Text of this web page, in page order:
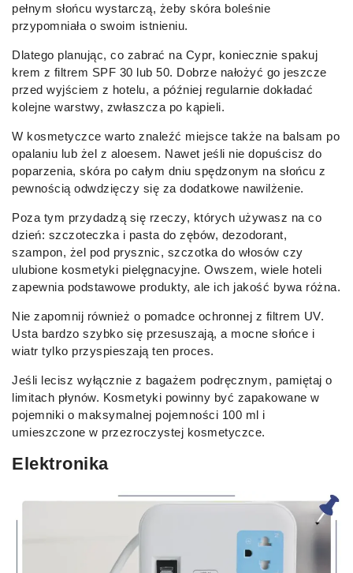
pełnym słońcu wystarczą, żeby skóra boleśnie
przypomniała o swoim istnieniu.
Dlatego planując, co zabrać na Cypr, koniecznie spakuj
krem z filtrem SPF 30 lub 50. Dobrze nałożyć go jeszcze
przed wyjściem z hotelu, a później regularnie dokładać
kolejne warstwy, zwłaszcza po kąpieli.
W kosmetyczce warto znaleźć miejsce także na balsam po
opalaniu lub żel z aloesem. Nawet jeśli nie dopuścisz do
poparzenia, skóra po całym dniu spędzonym na słońcu z
pewnością odwdzięczy się za dodatkowe nawilżenie.
Poza tym przydadzą się rzeczy, których używasz na co
dzień: szczoteczka i pasta do zębów, dezodorant,
szampon, żel pod prysznic, szczotka do włosów czy
ulubione kosmetyki pielęgnacyjne. Owszem, wiele hoteli
zapewnia podstawowe produkty, ale ich jakość bywa różna.
Nie zapomnij również o pomadce ochronnej z filtrem UV.
Usta bardzo szybko się przesuszają, a mocne słońce i
wiatr tylko przyspieszają ten proces.
Jeśli lecisz wyłącznie z bagażem podręcznym, pamiętaj o
limitach płynów. Kosmetyki powinny być zapakowane w
pojemniki o maksymalnej pojemności 100 ml i
umieszczone w przezroczystej kosmetyczce.
Elektronika